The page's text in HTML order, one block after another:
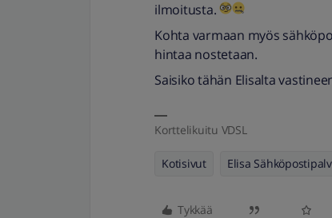
ilmoitusta.
Kohta varmaan myös
hintaa nostetaan.
Saisiko tähän Elisalta
Korttelikuitu VDSL
Kotisivut Elisa
Tykkää